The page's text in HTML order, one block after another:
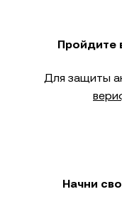
Пройдите
Для защиты
Начни